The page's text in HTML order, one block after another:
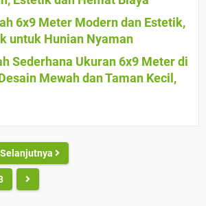
6x9 Meter Modern dan Estetik,
untuk Hunian Nyaman
Sederhana Ukuran 6x9 Meter di
Mewah dan Taman Kecil,
Selanjutnya